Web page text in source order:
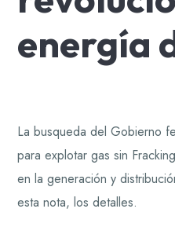
energía
La busqueda del Gobierno
para explotar gas sin
en la generación y
esta nota, los detalles.